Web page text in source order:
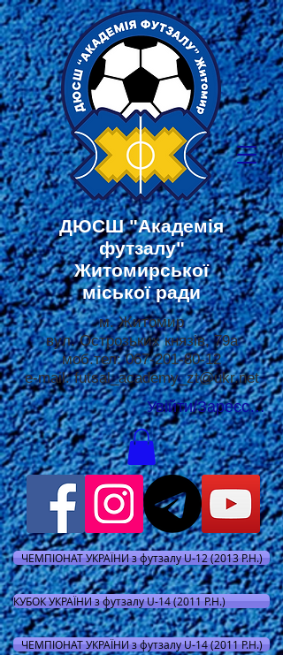
ДЮСШ"Академія
футзалу"
Житомирської
міської ради
Увійти/
м. Житомир
вул. Острозьких князів, 79а
моб.тел:067-201-80-12
e-mail:futsal_academy_zt@ukr.net
ЧЕМПІОНАТ УКРАЇНИ з футзалу U-12 (2013 Р.Н.)
КУБОК УКРАЇНИ з футзалу U-14 (2011 Р.Н.)
ЧЕМПІОНАТ УКРАЇНИ з футзалу U-14 (2011 Р.Н.)